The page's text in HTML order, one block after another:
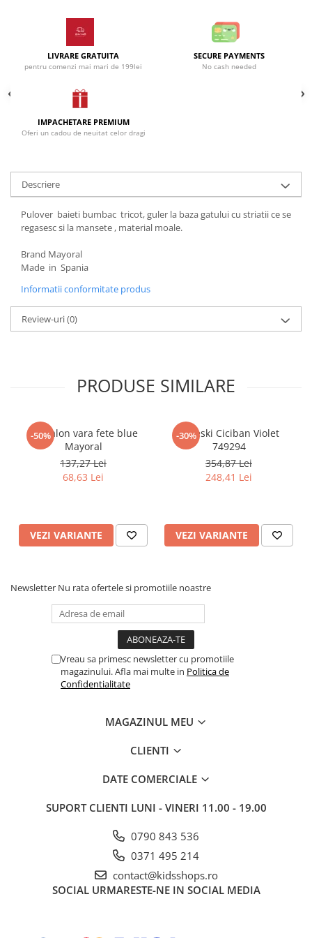
Pantaloni scurti/sorturi
Set 2/3 piese maneca lunga
Trening / Pantaloni sport
Fete 2-16 ani
Colanti/Pantaloni sport
Costume baie/Accesorii plaja
Geci primavara
Hanorace/Jachete jersey
Palarii/Sepci vara
Pijamale
Pulovere/Bolero tricot
Set 2/3 piese maneca lunga
Set tricou maneca scurta/Pantalon
lung
Trening 2/3 piese primavara
Tricouri maneca lunga
Caciuli/Seturi iarna
Camasi/Bluze/Sacouri
Colanti/Pantaloni sport
Geci iarna/Veste
Haina blana/Paltoane
Incaltaminte
Pijamale
Pulovere/Bolero tricot
Rochite maneca lunga
Trening/Pantaloni sport
LIVRARE GRATUITA
pentru comenzi mai mari de 199lei
SECURE PAYMENTS
No cash needed
IMPACHETARE PREMIUM
Oferi un cadou de neuitat celor dragi
Descriere
Pulover baieti bumbac tricot, guler la baza gatului cu striatii ce se
regasesc si la mansete , material moale.
Brand Mayoral
Made in Spania
Informatii conformitate produs
Review-uri(0)
PRODUSE SIMILARE
-50%
Pantalon vara fete blue
Mayoral
137,27 Lei
68,63 Lei
VEZI VARIANTE
-30%
Apreski Ciciban Violet
749294
354,87 Lei
248,41 Lei
VEZI VARIANTE
Newsletter Nu rata ofertele si promotiile noastre
Vreau sa primesc newsletter cu promotiile
magazinului. Afla mai multe in Politica de
Confidentialitate
MAGAZINUL MEU
CLIENTI
DATE COMERCIALE
SUPORT CLIENTI LUNI - VINERI 11.00 - 19.00
0790 843 536
0371 495 214
contact@kidsshops.ro
SOCIAL URMARESTE-NE IN SOCIAL MEDIA